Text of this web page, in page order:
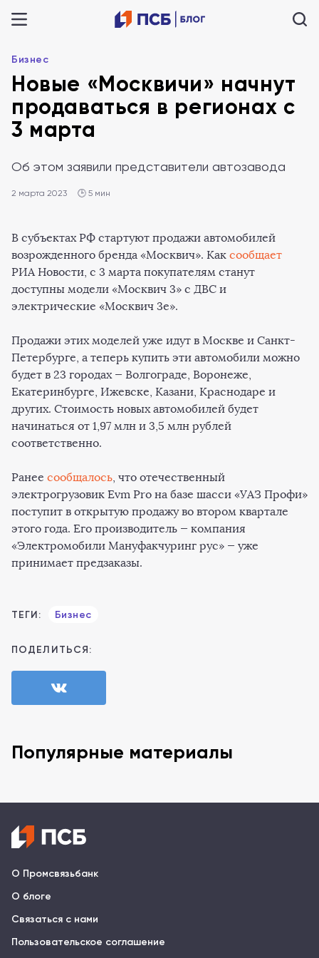
Бизнес
Новые «Москвичи» начнут
продаваться в регионах с
3 марта
Об этом заявили представители автозавода
2 марта 2023 🕒 5 мин
В субъектах РФ стартуют продажи автомобилей
возрожденного бренда «Москвич». Как сообщает
РИА Новости, с 3 марта покупателям станут
доступны модели «Москвич 3» с ДВС и
электрические «Москвич 3е».
Продажи этих моделей уже идут в Москве и Санкт-
Петербурге, а теперь купить эти автомобили можно
будет в 23 городах — Волгограде, Воронеже,
Екатеринбурге, Ижевске, Казани, Краснодаре и
других. Стоимость новых автомобилей будет
начинаться от 1,97 млн и 3,5 млн рублей
соответственно.
Ранее сообщалось, что отечественный
электрогрузовик Evm Pro на базе шасси «УАЗ Профи»
поступит в открытую продажу во втором квартале
этого года. Его производитель — компания
«Электромобили Мануфакчуринг рус» — уже
принимает предзаказы.
ТЕГИ: Бизнес
ПОДЕЛИТЬСЯ:
Популярные материалы
О Промсвязьбанк
О блоге
Связаться с нами
Пользовательское соглашение